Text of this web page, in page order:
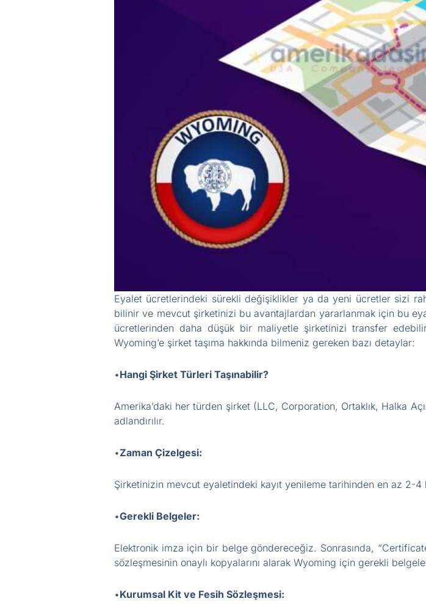
Eyalet ücretlerindeki sürekli değişiklikler ya da yeni ücretler sizi
bilinir ve mevcut şirketinizi bu avantajlardan yararlanmak için bu
ücretlerinden daha düşük bir maliyetle şirketinizi transfer
Wyoming’e şirket taşıma hakkında bilmeniz gereken bazı detaylar:
•Hangi Şirket Türleri Taşınabilir?
Amerika’daki her türden şirket (LLC, Corporation, Ortaklık, Halka
adlandırılır.
•Zaman Çizelgesi:
Şirketinizin mevcut eyaletindeki kayıt yenileme tarihinden en az 2-4
•Gerekli Belgeler:
Elektronik imza için bir belge göndereceğiz. Sonrasında,
sözleşmesinin onaylı kopyalarını alarak Wyoming için gerekli
•Kurumsal Kit ve Fesih Sözleşmesi: